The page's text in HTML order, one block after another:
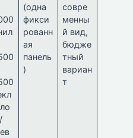
(одна
фикси
рованн
ая
панель
)
совре
менны
й вид,
бюдже
тный
вариан
т